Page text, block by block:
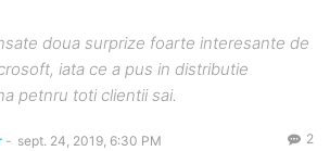
doua surprize foarte interesante de
iata ce a pus in distributie
petnru toti clientii sai.
- sept. 24, 2019, 6:30 PM 2